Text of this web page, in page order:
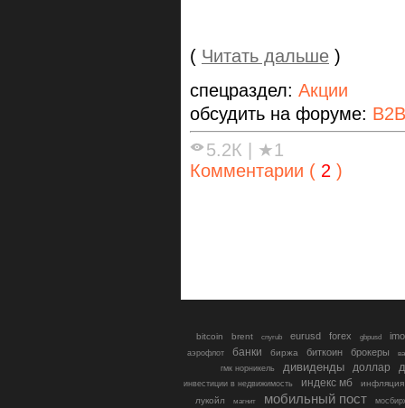
( Читать дальше )
спецраздел: Акции
обсудить на форуме:
5.2К | ★1
Комментарии ( 2 )
bitcoin brent cnyrub eurusd forex gbpusd
аэрофлот банки биржа биткоин брокеры
гмк норникель
дивиденды доллар
инвестиции в недвижимость индекс мб
инфляция
лукойл
магнит мобильный пост